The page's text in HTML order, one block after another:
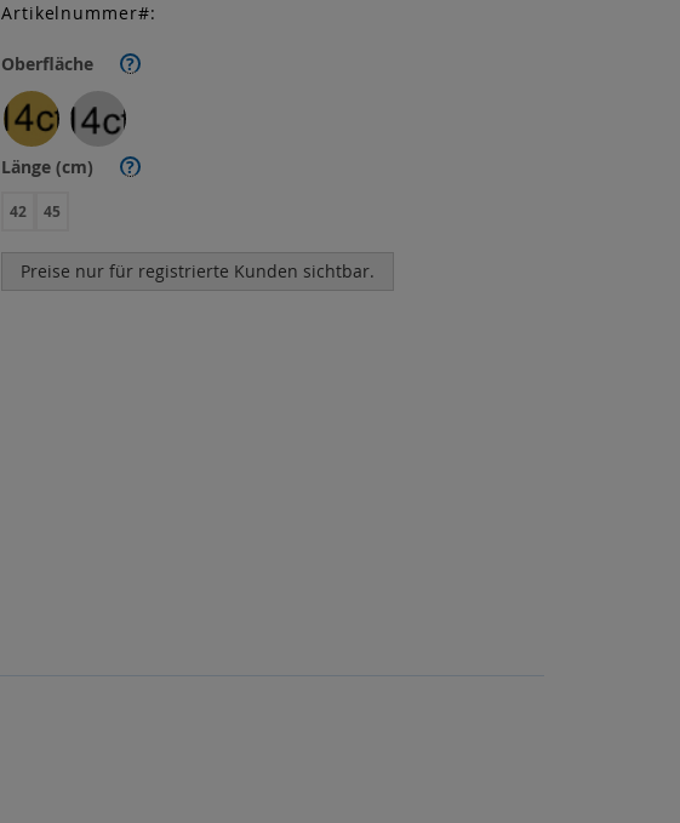
Oberfläche ?
Länge (cm) ?
42 45
Preise nur für registrierte Kunden sichtbar.
Artikelnummer